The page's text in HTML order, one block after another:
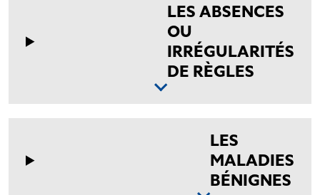
LES ABSENCES
OU
IRRÉGULARITÉS
DE RÈGLES
LES
MALADIES
BÉNIGNES